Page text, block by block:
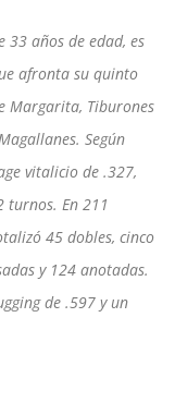
33 años de edad, es
afronta su quinto
Margarita, Tiburones
Según
vitalicio de .327,
turnos. En 211
45 dobles, cinco
y 124 anotadas.
de .597 y un